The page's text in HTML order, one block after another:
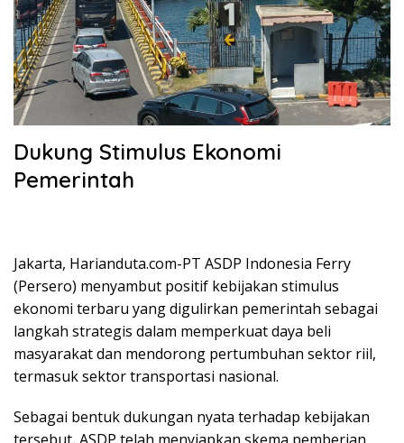
Dukung Stimulus Ekonomi
Pemerintah
Jakarta, Harianduta.com-PT ASDP Indonesia Ferry
(Persero) menyambut positif kebijakan stimulus
ekonomi terbaru yang digulirkan pemerintah sebagai
langkah strategis dalam memperkuat daya beli
masyarakat dan mendorong pertumbuhan sektor riil,
termasuk sektor transportasi nasional.
Sebagai bentuk dukungan nyata terhadap kebijakan